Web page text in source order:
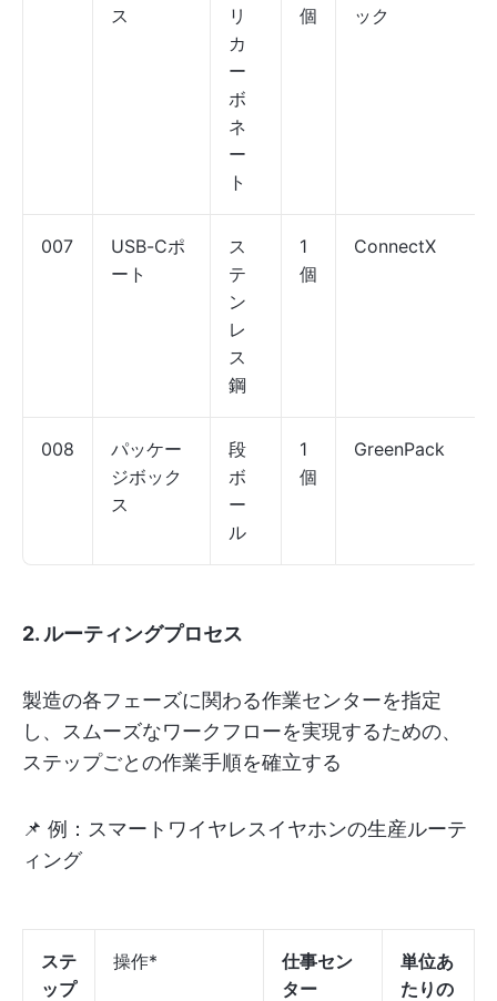
ス
リ
カ
ー
ボ
ネ
ー
ト
個 ック
007
USB-Cポ
ート
ス
テ
ン
レ
ス
鋼
1
個
ConnectX
008
パッケー
ジボック
ス
段
ボ
ー
ル
1
個
GreenPack
2. ルーティングプロセス
製造の各フェーズに関わる作業センターを指定
し、スムーズなワークフローを実現するための、
ステップごとの作業手順を確立する
📌 例：スマートワイヤレスイヤホンの生産ルーテ
ィング
ステ
ップ
操作*
仕事セン
ター
単位あ
たりの